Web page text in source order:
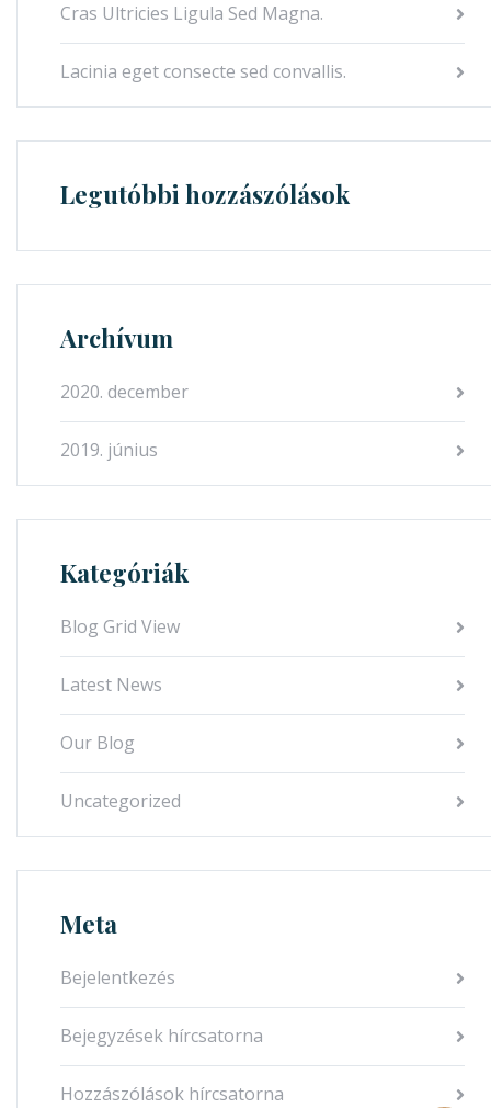
Cras Ultricies Ligula Sed Magna.
Lacinia eget consecte sed convallis.
Legutóbbi hozzászólások
Archívum
2020. december
2019. június
Kategóriák
Blog Grid View
Latest News
Our Blog
Uncategorized
Meta
Bejelentkezés
Bejegyzések hírcsatorna
Hozzászólások hírcsatorna